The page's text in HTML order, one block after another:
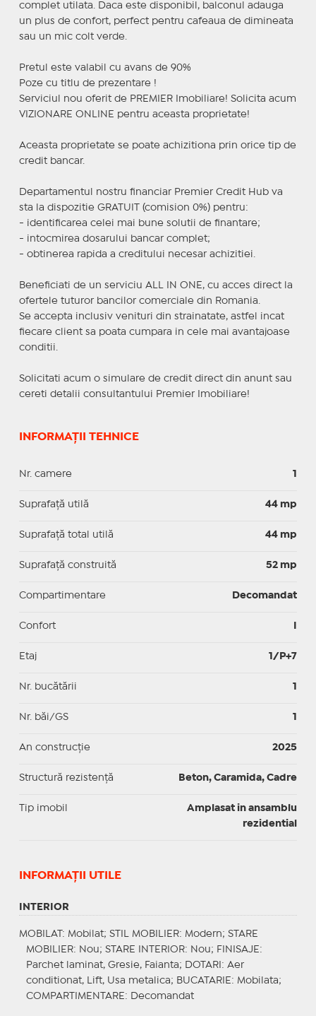
complet utilata. Daca este disponibil, balconul adauga
un plus de confort, perfect pentru cafeaua de dimineata
sau un mic colt verde.
Pretul este valabil cu avans de 90%
Poze cu titlu de prezentare !
Serviciul nou oferit de PREMIER Imobiliare! Solicita acum
VIZIONARE ONLINE pentru aceasta proprietate!
Aceasta proprietate se poate achizitiona prin orice tip de
credit bancar.
Departamentul nostru financiar Premier Credit Hub va
sta la dispozitie GRATUIT (comision 0%) pentru:
- identificarea celei mai bune solutii de finantare;
- intocmirea dosarului bancar complet;
- obtinerea rapida a creditului necesar achizitiei.
Beneficiati de un serviciu ALL IN ONE, cu acces direct la
ofertele tuturor bancilor comerciale din Romania.
Se accepta inclusiv venituri din strainatate, astfel incat
fiecare client sa poata cumpara in cele mai avantajoase
conditii.
Solicitati acum o simulare de credit direct din anunt sau
cereti detalii consultantului Premier Imobiliare!
INFORMAȚII TEHNICE
Nr. camere 1
Suprafaţă utilă 44 mp
Suprafaţă total utilă 44 mp
Suprafaţă construită 52 mp
Compartimentare Decomandat
Confort
Etaj 1/P+7
Nr. bucătării 1
Nr. băi/GS 1
An construcție 2025
Structură rezistență Beton, Caramida, Cadre
Tip imobil
Amplasat in ansamblu
rezidential
INFORMAŢII UTILE
INTERIOR
MOBILAT : Mobilat; STIL MOBILIER: Modern; STARE
MOBILIER: Nou; STARE INTERIOR: Nou; FINISAJE :
Parchet laminat, Gresie, Faianta;
DOTARI : Aer
conditionat, Lift, Usa metalica; BUCATARIE : Mobilata;
COMPARTIMENTARE : Decomandat